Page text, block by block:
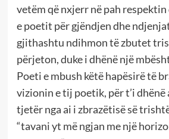
vetëm që nxjerr në pah
e poetit për gjëndjen dhe
gjithashtu ndihmon të zbutet
përjeton, duke i dhënë një
Poeti e mbush këtë hapësirë të
vizionin e tij poetik, për t’i
tjetër nga ai i zbrazëtisë së
“tavani yt më ngjan me një